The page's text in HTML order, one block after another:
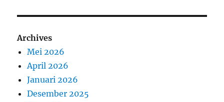
Archives
Mei 2026
April 2026
Januari 2026
Desember 2025